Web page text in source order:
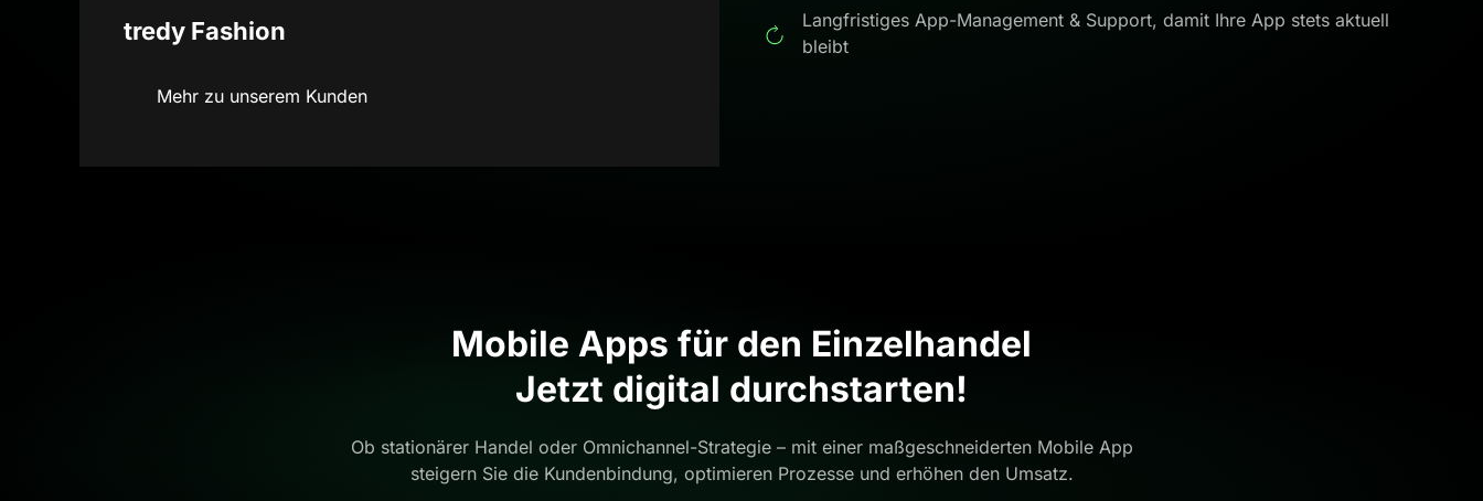
tredy Fashion
Mehr zu unserem Kunden
Langfristiges App-Management & Support, damit Ihre App stets aktuell
bleibt
Mobile Apps für den Einzelhandel
Jetzt digital durchstarten!
Ob stationärer Handel oder Omnichannel-Strategie – mit einer maßgeschneiderten Mobile App
steigern Sie die Kundenbindung, optimieren Prozesse und erhöhen den Umsatz.